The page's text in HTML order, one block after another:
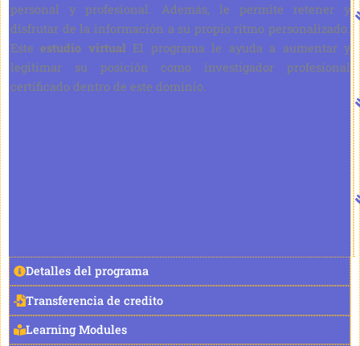
Detalles del programa
Transferencia de credito
Learning Modules
personal y profesional. Además, le permite retener y
disfrutar de la información a su propio ritmo personalizado.
Esteestudio virtual El programa le ayuda a aumentar y
legitimar su posición como investigador profesional
certificado dentro de este dominio.